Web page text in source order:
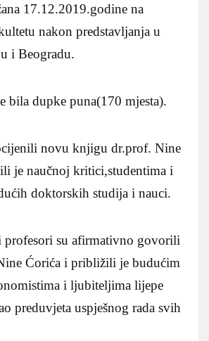
17.12.2019.godine na
nakon predstavljanja u
i Beogradu.
bila dupke puna(170 mjesta).
novu knjigu dr.prof. Nine
je naučnoj kritici,studentima i
doktorskih studija i nauci.
su afirmativno govorili
Ćorića i približili je budućim
i ljubiteljima lijepe
preduvjeta uspješnog rada svih